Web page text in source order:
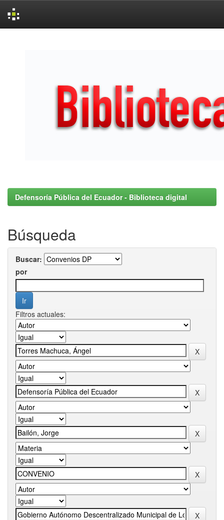
Defensoría Pública del Ecuador - Biblioteca digital
Búsqueda
Buscar:
por
Filtros actuales: